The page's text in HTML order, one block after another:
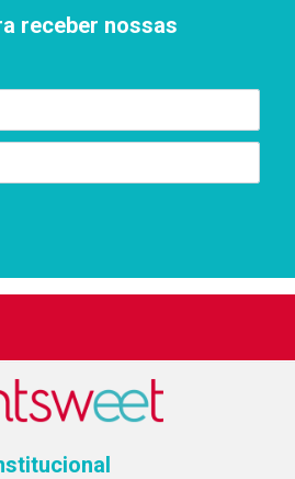
receber nossas